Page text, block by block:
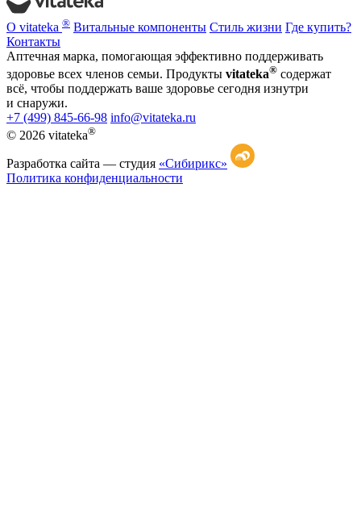
О vitateka ® Витальные компоненты Стиль жизни Где купить?
Контакты
Аптечная марка, помогающая эффективно поддерживать
здоровье всех членов семьи. Продукты vitateka® содержат
всё, чтобы поддержать ваше здоровье сегодня изнутри
и снаружи.
+7 (499) 845-66-98 info@vitateka.ru
© 2026 vitateka®
Разработка сайта — студия «Сибирикс»
Политика конфиденциальности